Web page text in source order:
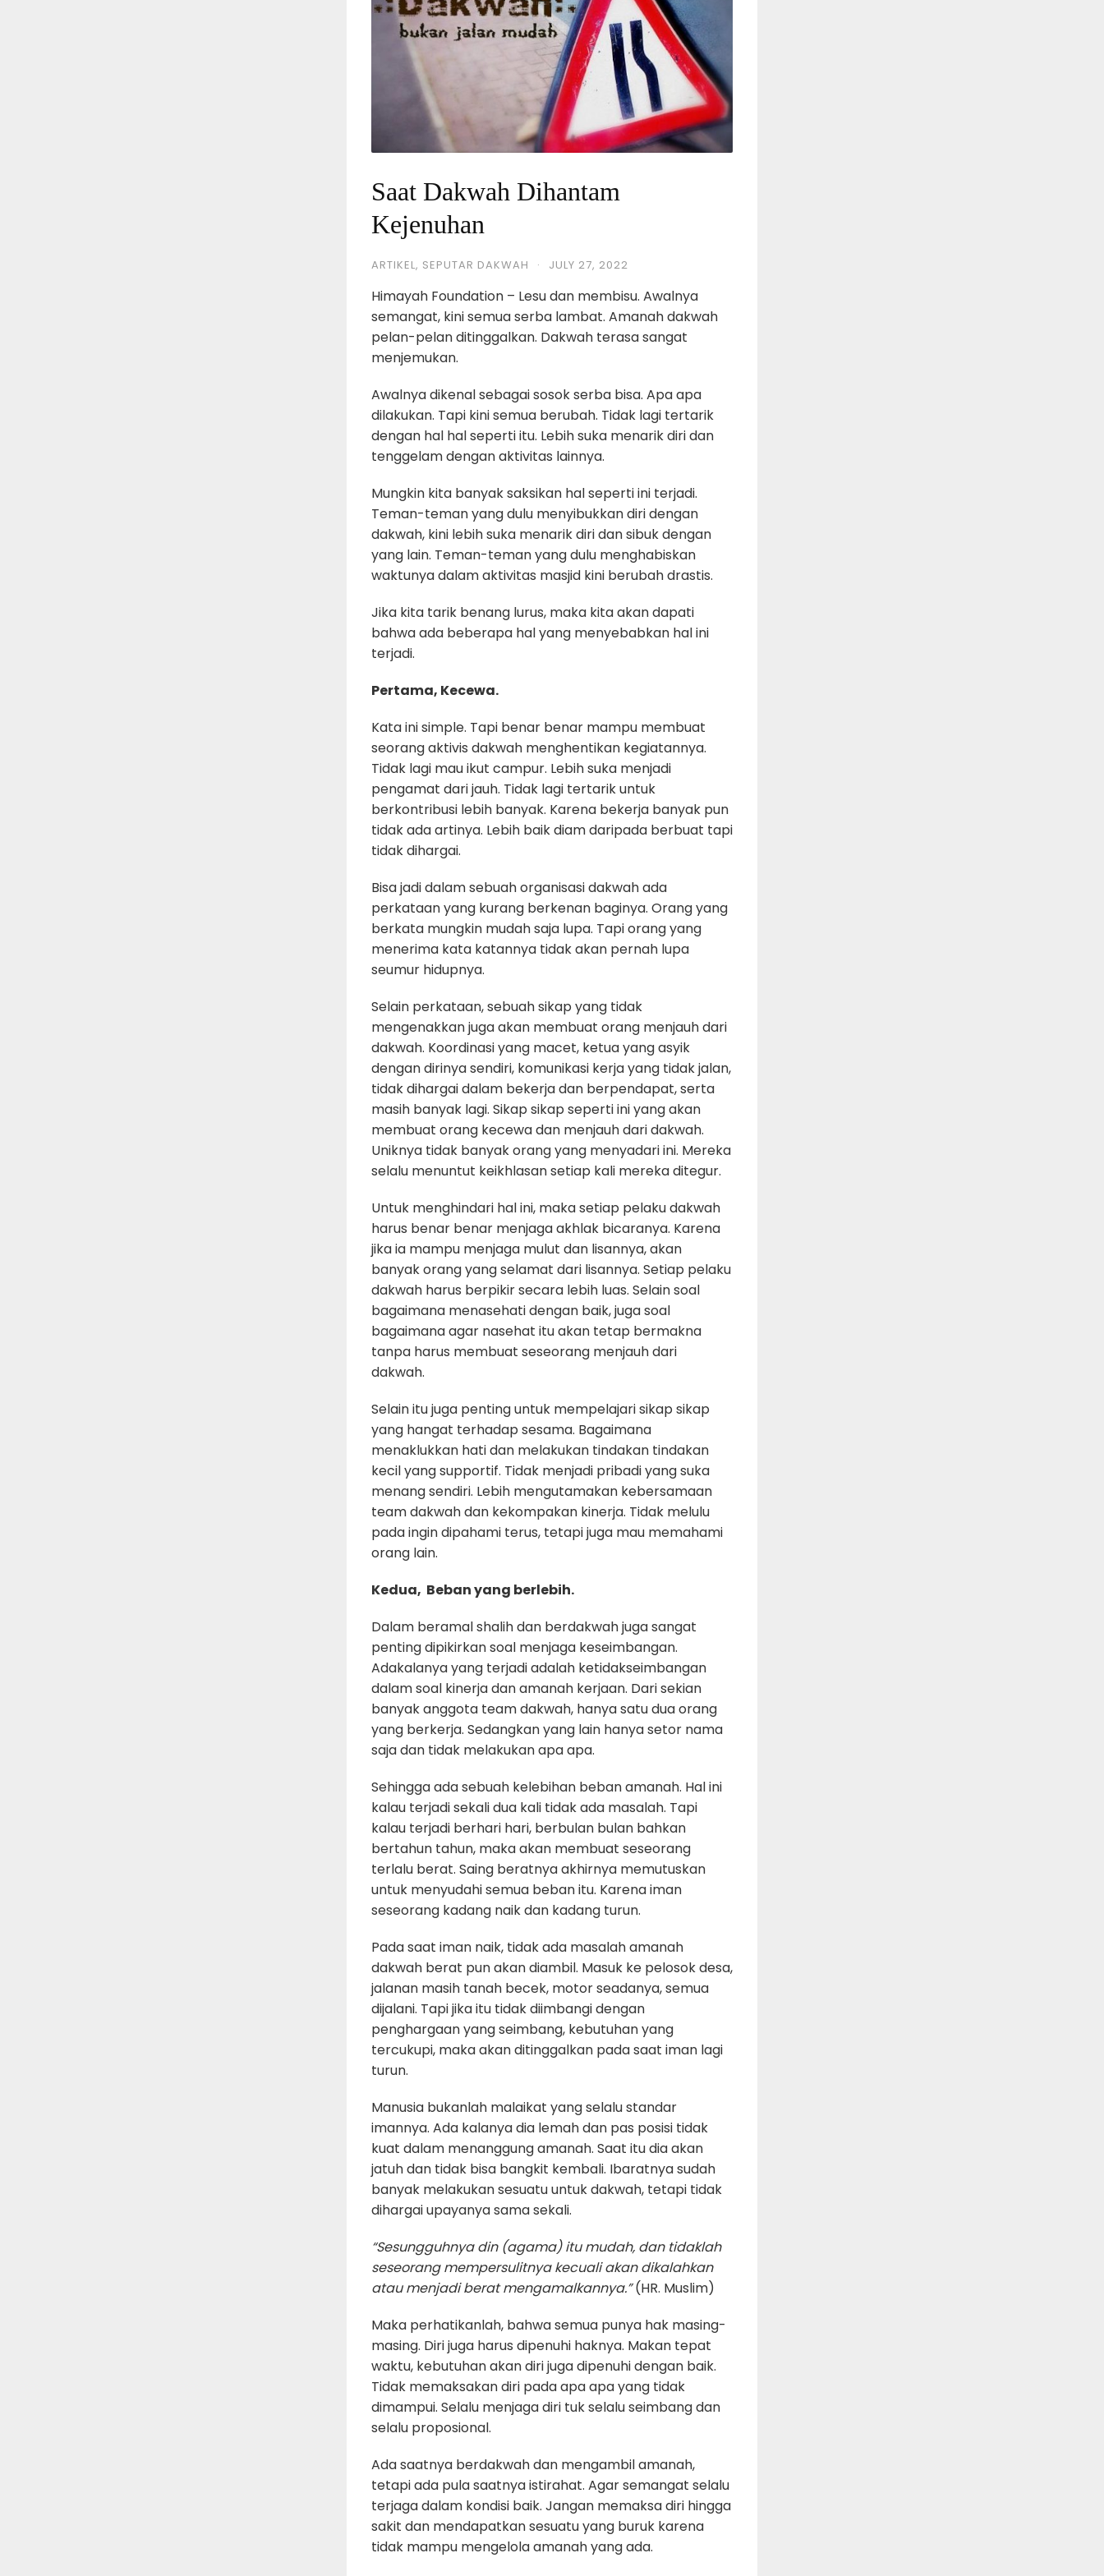
Saat Dakwah Dihantam
Kejenuhan
ARTIKEL, SEPUTAR DAKWAH · JULY 27, 2022
Himayah Foundation – Lesu dan membisu. Awalnya
semangat, kini semua serba lambat. Amanah dakwah
pelan-pelan ditinggalkan. Dakwah terasa sangat
menjemukan.
Awalnya dikenal sebagai sosok serba bisa. Apa apa
dilakukan. Tapi kini semua berubah. Tidak lagi tertarik
dengan hal hal seperti itu. Lebih suka menarik diri dan
tenggelam dengan aktivitas lainnya.
Mungkin kita banyak saksikan hal seperti ini terjadi.
Teman-teman yang dulu menyibukkan diri dengan
dakwah, kini lebih suka menarik diri dan sibuk dengan
yang lain. Teman-teman yang dulu menghabiskan
waktunya dalam aktivitas masjid kini berubah drastis.
Jika kita tarik benang lurus, maka kita akan dapati
bahwa ada beberapa hal yang menyebabkan hal ini
terjadi.
Pertama, Kecewa.
Kata ini simple. Tapi benar benar mampu membuat
seorang aktivis dakwah menghentikan kegiatannya.
Tidak lagi mau ikut campur. Lebih suka menjadi
pengamat dari jauh. Tidak lagi tertarik untuk
berkontribusi lebih banyak. Karena bekerja banyak pun
tidak ada artinya. Lebih baik diam daripada berbuat tapi
tidak dihargai.
Bisa jadi dalam sebuah organisasi dakwah ada
perkataan yang kurang berkenan baginya. Orang yang
berkata mungkin mudah saja lupa. Tapi orang yang
menerima kata katannya tidak akan pernah lupa
seumur hidupnya.
Selain perkataan, sebuah sikap yang tidak
mengenakkan juga akan membuat orang menjauh dari
dakwah. Koordinasi yang macet, ketua yang asyik
dengan dirinya sendiri, komunikasi kerja yang tidak jalan,
tidak dihargai dalam bekerja dan berpendapat, serta
masih banyak lagi. Sikap sikap seperti ini yang akan
membuat orang kecewa dan menjauh dari dakwah.
Uniknya tidak banyak orang yang menyadari ini. Mereka
selalu menuntut keikhlasan setiap kali mereka ditegur.
Untuk menghindari hal ini, maka setiap pelaku dakwah
harus benar benar menjaga akhlak bicaranya. Karena
jika ia mampu menjaga mulut dan lisannya, akan
banyak orang yang selamat dari lisannya. Setiap pelaku
dakwah harus berpikir secara lebih luas. Selain soal
bagaimana menasehati dengan baik, juga soal
bagaimana agar nasehat itu akan tetap bermakna
tanpa harus membuat seseorang menjauh dari
dakwah.
Selain itu juga penting untuk mempelajari sikap sikap
yang hangat terhadap sesama. Bagaimana
menaklukkan hati dan melakukan tindakan tindakan
kecil yang supportif. Tidak menjadi pribadi yang suka
menang sendiri. Lebih mengutamakan kebersamaan
team dakwah dan kekompakan kinerja. Tidak melulu
pada ingin dipahami terus, tetapi juga mau memahami
orang lain.
Kedua, Beban yang berlebih.
Dalam beramal shalih dan berdakwah juga sangat
penting dipikirkan soal menjaga keseimbangan.
Adakalanya yang terjadi adalah ketidakseimbangan
dalam soal kinerja dan amanah kerjaan. Dari sekian
banyak anggota team dakwah, hanya satu dua orang
yang berkerja. Sedangkan yang lain hanya setor nama
saja dan tidak melakukan apa apa.
Sehingga ada sebuah kelebihan beban amanah. Hal ini
kalau terjadi sekali dua kali tidak ada masalah. Tapi
kalau terjadi berhari hari, berbulan bulan bahkan
bertahun tahun, maka akan membuat seseorang
terlalu berat. Saing beratnya akhirnya memutuskan
untuk menyudahi semua beban itu. Karena iman
seseorang kadang naik dan kadang turun.
Pada saat iman naik, tidak ada masalah amanah
dakwah berat pun akan diambil. Masuk ke pelosok desa,
jalanan masih tanah becek, motor seadanya, semua
dijalani. Tapi jika itu tidak diimbangi dengan
penghargaan yang seimbang, kebutuhan yang
tercukupi, maka akan ditinggalkan pada saat iman lagi
turun.
Manusia bukanlah malaikat yang selalu standar
imannya. Ada kalanya dia lemah dan pas posisi tidak
kuat dalam menanggung amanah. Saat itu dia akan
jatuh dan tidak bisa bangkit kembali. Ibaratnya sudah
banyak melakukan sesuatu untuk dakwah, tetapi tidak
dihargai upayanya sama sekali.
“Sesungguhnya din (agama) itu mudah, dan tidaklah
seseorang mempersulitnya kecuali akan dikalahkan
atau menjadi berat mengamalkannya.”(HR. Muslim)
Maka perhatikanlah, bahwa semua punya hak masing-
masing. Diri juga harus dipenuhi haknya. Makan tepat
waktu, kebutuhan akan diri juga dipenuhi dengan baik.
Tidak memaksakan diri pada apa apa yang tidak
dimampui. Selalu menjaga diri tuk selalu seimbang dan
selalu proposional.
Ada saatnya berdakwah dan mengambil amanah,
tetapi ada pula saatnya istirahat. Agar semangat selalu
terjaga dalam kondisi baik. Jangan memaksa diri hingga
sakit dan mendapatkan sesuatu yang buruk karena
tidak mampu mengelola amanah yang ada.